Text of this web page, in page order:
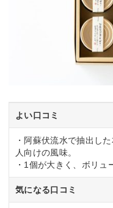
よい口コミ
・阿蘇伏流水で抽出し
人向けの風味。
・1個が大きく、ボリュ
気になる口コミ